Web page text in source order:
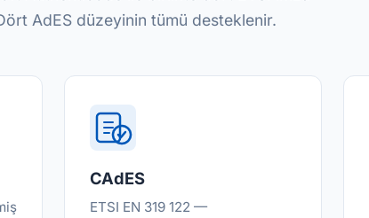
AdES düzeyinin tümü desteklenir.
CAdES
ETSI EN 319 122 —